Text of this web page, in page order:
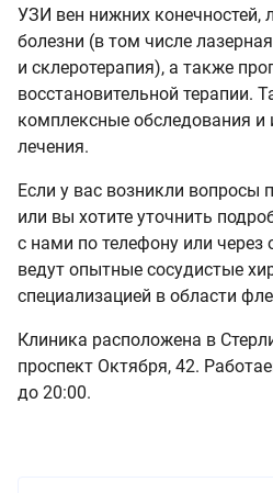
УЗИ вен нижних конечностей,
болезни (в том числе
и склеротерапия), а также
восстановительной терапии.
комплексные обследования
лечения.
Если у вас возникли вопросы
или вы хотите уточнить
с нами по телефону или
ведут опытные сосудистые
специализацией в области
Клиника расположена в
проспект Октября, 42.
до 20:00.